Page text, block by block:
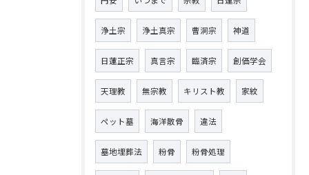
浄土宗 浄土真宗 曹洞宗 神道
日蓮正宗 真言宗 臨済宗 創価学会
天理教 無宗教 キリスト教 家紋
ペット墓 海洋散骨 違法
墓地埋葬法 粉骨 粉骨処理